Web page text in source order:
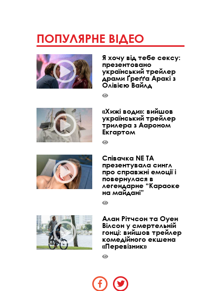
ПОПУЛЯРНЕ ВІДЕО
Я хочу від тебе сексу:
презентовано
український трейлер
драми Ґреґґа Аракі з
Олівією Вайлд
«Хижі води»: вийшов
український трейлер
трилера з Аароном
Екгартом
Співачка NE TA
презентувала сингл
про справжні емоції і
повернулася в
легендарне “Караоке
на майдані”
Алан Рітчсон та Оуен
Вілсон у смертельній
гонці: вийшов трейлер
комедійного екшена
«Перевізник»